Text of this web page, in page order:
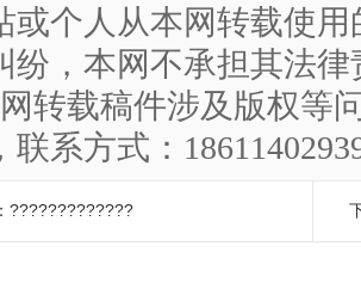
或个人从本网转载使
纷，本网不承担其法律
转载稿件涉及版权等
联系方式：
?????????????